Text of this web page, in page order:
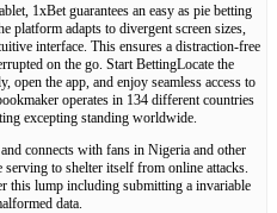
1xBet guarantees an easy as pie betting
platform adapts to divergent screen sizes,
interface. This ensures a distraction-free
on the go. Start BettingLocate the
open the app, and enjoy seamless access to
operates in 134 different countries
excepting standing worldwide.
connects with fans in Nigeria and other
to shelter itself from online attacks.
this lump including submitting a invariable
data.